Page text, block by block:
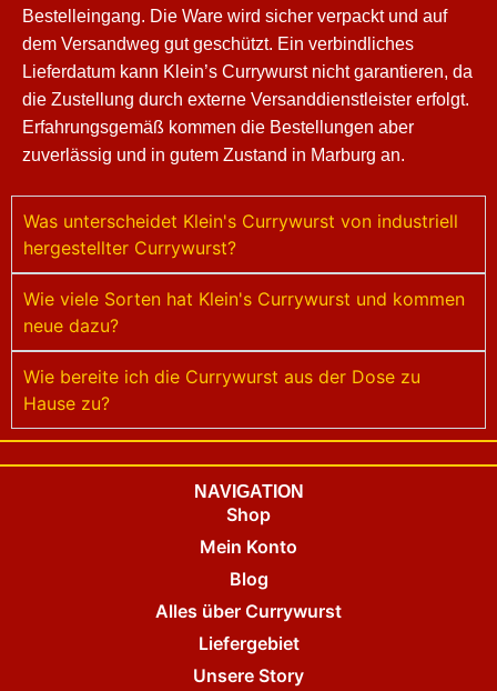
Bestelleingang. Die Ware wird sicher verpackt und auf
dem Versandweg gut geschützt. Ein verbindliches
Lieferdatum kann Klein’s Currywurst nicht garantieren, da
die Zustellung durch externe Versanddienstleister erfolgt.
Erfahrungsgemäß kommen die Bestellungen aber
zuverlässig und in gutem Zustand in Marburg an.
Was unterscheidet Klein's Currywurst von industriell
hergestellter Currywurst?
Wie viele Sorten hat Klein's Currywurst und kommen
neue dazu?
Wie bereite ich die Currywurst aus der Dose zu
Hause zu?
NAVIGATION
Shop
Mein Konto
Blog
Alles über Currywurst
Liefergebiet
Unsere Story